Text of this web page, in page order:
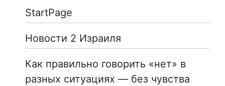
StartPage
Новости 2 Израиля
Как правильно говорить «нет» в
разных ситуациях — без чувства